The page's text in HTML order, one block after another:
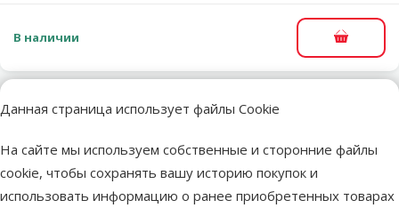
Данная страница использует файлы Cookie
На сайте мы используем собственные и сторонние файлы
cookie, чтобы сохранять вашу историю покупок и
использовать информацию о ранее приобретенных товарах
В наличии В
Другие подобные продукты
Грунт для аквариума – TETRA Active Substrate, 3 кг
Описание Параметры
В начало страницы